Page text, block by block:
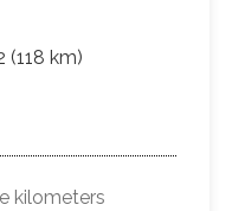
(118 km)
kilometers